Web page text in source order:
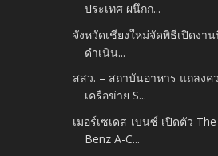
ประเทศ ผนึกก...
จังหวัดเชียงใหม่จัดพิธีเปิดงา
ดำเนิน...
สสว. – สถาบันอาหาร แถลงค
เครือข่าย S...
เมอร์เซเดส-เบนซ์ เปิดตัว
Benz A-C...